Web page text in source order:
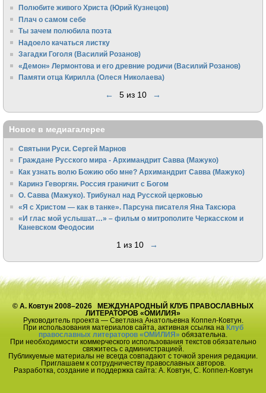
Полюбите живого Христа (Юрий Кузнецов)
Плач о самом себе
Ты зачем полюбила поэта
Надоело качаться листку
Загадки Гоголя (Василий Розанов)
«Демон» Лермонтова и его древние родичи (Василий Розанов)
Памяти отца Кирилла (Олеся Николаева)
← 5 из 10 →
Новое в медиагалерее
Святыни Руси. Сергей Марнов
Граждане Русского мира - Архимандрит Савва (Мажуко)
Как узнать волю Божию обо мне? Архимандрит Савва (Мажуко)
Каринэ Геворгян. Россия граничит с Богом
О. Савва (Мажуко). Трибунал над Русской церковью
«Я с Христом — как в танке». Парсуна писателя Яна Таксюра
«И глас мой услышат…» – фильм о митрополите Черкасском и
Каневском Феодосии
1 из 10 →
© А. Ковтун 2008–2026 МЕЖДУНАРОДНЫЙ КЛУБ ПРАВОСЛАВНЫХ
ЛИТЕРАТОРОВ «ОМИЛИЯ»
Руководитель проекта — Светлана Анатольевна Коппел-Ковтун.
При использования материалов сайта, активная ссылка на Клуб
православных литераторов «ОМИЛИЯ» обязательна.
При необходимости коммерческого использования текстов обязательно
свяжитесь с администрацией.
Публикуемые материалы не всегда совпадают с точкой зрения редакции.
Приглашаем к сотрудничеству православных авторов.
Разработка, создание и поддержка сайта: А. Ковтун, С. Коппел-Ковтун